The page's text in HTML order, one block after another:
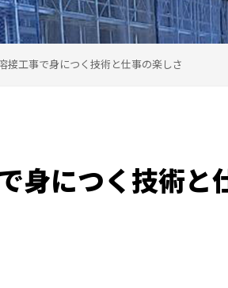
接工事で身につく技術と仕事の楽しさ
身につく技術と